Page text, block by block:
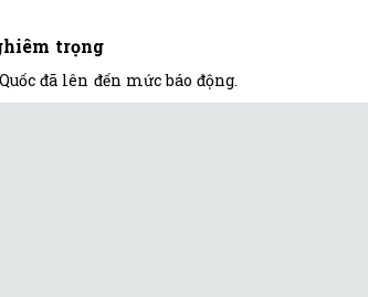
trọng
đã lên đến mức báo động.